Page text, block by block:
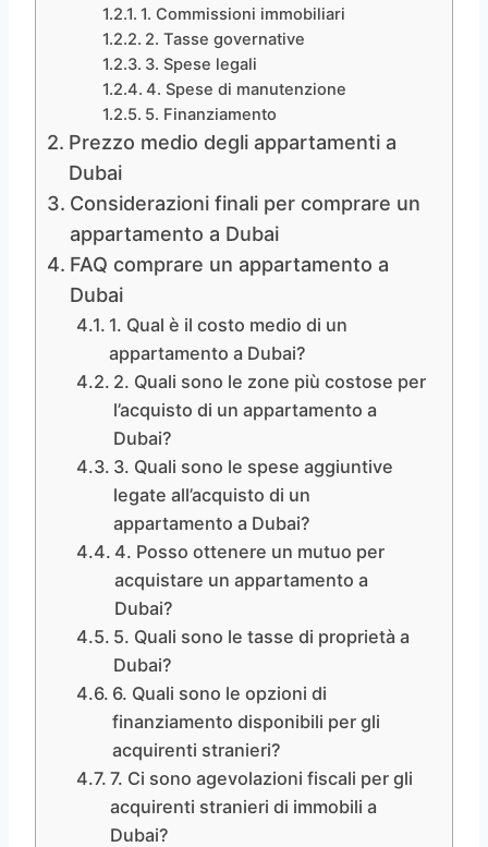
1. Commissioni immobiliari
2. Tasse governative
3. Spese legali
4. Spese di manutenzione
5. Finanziamento
Prezzo medio degli appartamenti a
Dubai
Considerazioni finali per comprare un
appartamento a Dubai
FAQ comprare un appartamento a
Dubai
1. Qual è il costo medio di un
appartamento a Dubai?
2. Quali sono le zone più costose per
l’acquisto di un appartamento a
Dubai?
3. Quali sono le spese aggiuntive
legate all’acquisto di un
appartamento a Dubai?
4. Posso ottenere un mutuo per
acquistare un appartamento a
Dubai?
5. Quali sono le tasse di proprietà a
Dubai?
6. Quali sono le opzioni di
finanziamento disponibili per gli
acquirenti stranieri?
7. Ci sono agevolazioni fiscali per gli
acquirenti stranieri di immobili a
Dubai?